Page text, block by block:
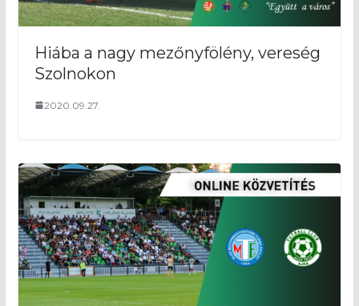
Hiába a nagy mezőnyfölény, vereség
Szolnokon
2020.09.27.